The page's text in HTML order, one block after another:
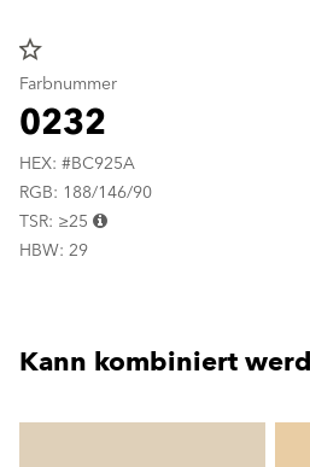
star_border
Farbnummer
0232
HEX: #BC925A
RGB: 188/146/90
TSR: ≥25
HBW: 29
Kann kombiniert